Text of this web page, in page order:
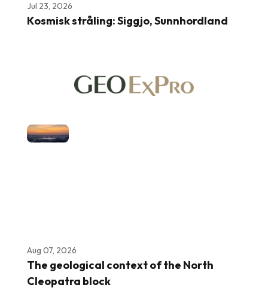
Jul 23, 2026
Kosmisk stråling: Siggjo, Sunnhordland
Aug 07, 2026
The geological context of the North
Cleopatra block